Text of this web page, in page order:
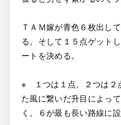
ＴＡＭ嫁が青色６枚出し
る。そして１５点ゲット
ートを決める。
※ １つは１点、２つは２
た風に繋いだ升目によっ
く。６が最も長い路線に